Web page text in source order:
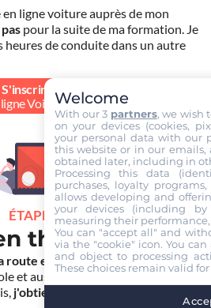
ligne voiture auprès de mon
pour la suite de ma formation. Je
heures de conduite dans un autre
S'inscrire au
Voiture 39.90 €
ÉTAPE 2
théorique
route en ligne. Je suis aidé par les
et aussi par Mister Codes, mon
j'obtiens l'examen théorique
Welcome
With our 3 partners, we wish
on your devices (cookies,
your personal data with our
this website or in our emails,
obtained later, including in
Processing this data
purchases, loyalty
allows developing and
your devices (including
measuring their
You can "accept all" and
via the "cookie" icon. You
and object to processing
These choices remain valid